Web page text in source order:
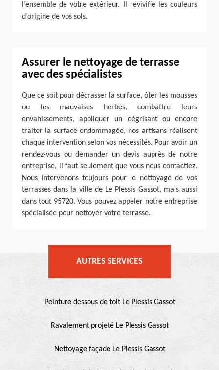
l’ensemble de votre extérieur. Il revivifie les couleurs
d’origine de vos sols.
Assurer le nettoyage de terrasse
avec des spécialistes
Que ce soit pour décrasser la surface, ôter les mousses
ou les mauvaises herbes, combattre leurs
envahissements, appliquer un dégrisant ou encore
traiter la surface endommagée, nos artisans réalisent
chaque intervention selon vos nécessités. Pour avoir un
rendez-vous ou demander un devis auprès de notre
entreprise, il faut seulement que vous nous contactiez.
Nous intervenons toujours pour le nettoyage de vos
terrasses dans la ville de Le Plessis Gassot, mais aussi
dans tout 95720. Vous pouvez appeler notre entreprise
spécialisée pour nettoyer votre terrasse.
AUTRES SERVICES
Peinture dessous de toit Le Plessis Gassot
Ravalement projeté Le Plessis Gassot
Nettoyage façade Le Plessis Gassot